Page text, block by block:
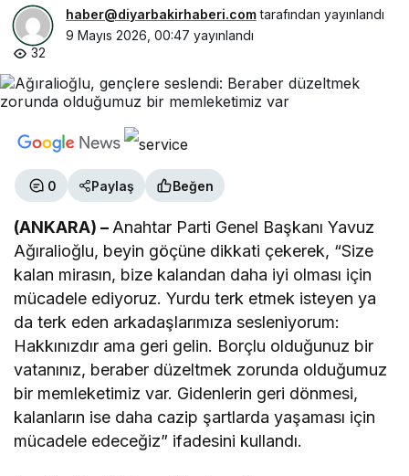
haber@diyarbakirhaberi.comtarafından yayınlandı
9 Mayıs 2026, 00:47 yayınlandı
32
0 Paylaş Beğen
(ANKARA) –Anahtar Parti Genel Başkanı Yavuz
Ağıralioğlu, beyin göçüne dikkati çekerek, “Size
kalan mirasın, bize kalandan daha iyi olması için
mücadele ediyoruz. Yurdu terk etmek isteyen ya
da terk eden arkadaşlarımıza sesleniyorum:
Hakkınızdır ama geri gelin. Borçlu olduğunuz bir
vatanınız, beraber düzeltmek zorunda olduğumuz
bir memleketimiz var. Gidenlerin geri dönmesi,
kalanların ise daha cazip şartlarda yaşaması için
mücadele edeceğiz” ifadesini kullandı.